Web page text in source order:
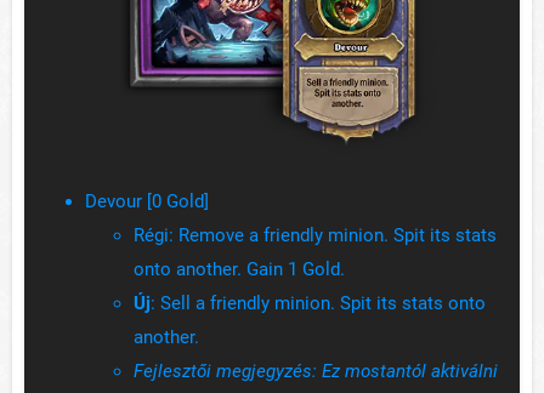
Devour [0 Gold]
Régi: Remove a friendly minion. Spit its stats
onto another. Gain 1 Gold.
Új: Sell a friendly minion. Spit its stats onto
another.
Fejlesztői megjegyzés: Ez mostantól aktiválni